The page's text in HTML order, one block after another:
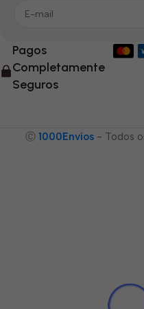
Pagos
Completamente
Seguros
Ⓒ 1000Envíos - Todos